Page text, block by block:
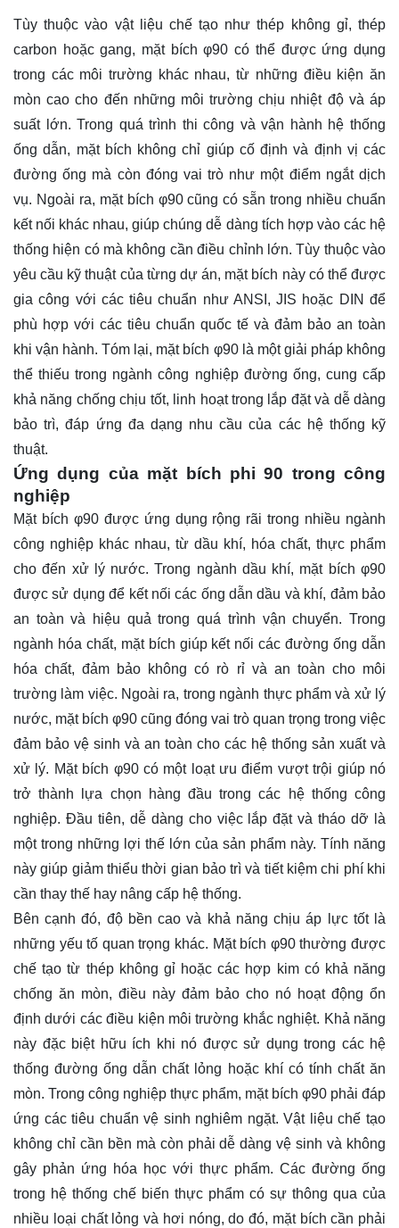
Tùy thuộc vào vật liệu chế tạo như thép không gỉ, thép
carbon hoặc gang, mặt bích φ90 có thể được ứng dụng
trong các môi trường khác nhau, từ những điều kiện ăn
mòn cao cho đến những môi trường chịu nhiệt độ và áp
suất lớn. Trong quá trình thi công và vận hành hệ thống
ống dẫn, mặt bích không chỉ giúp cố định và định vị các
đường ống mà còn đóng vai trò như một điểm ngắt dịch
vụ. Ngoài ra, mặt bích φ90 cũng có sẵn trong nhiều chuẩn
kết nối khác nhau, giúp chúng dễ dàng tích hợp vào các hệ
thống hiện có mà không cần điều chỉnh lớn. Tùy thuộc vào
yêu cầu kỹ thuật của từng dự án, mặt bích này có thể được
gia công với các tiêu chuẩn như ANSI, JIS hoặc DIN để
phù hợp với các tiêu chuẩn quốc tế và đảm bảo an toàn
khi vận hành. Tóm lại, mặt bích φ90 là một giải pháp không
thể thiếu trong ngành công nghiệp đường ống, cung cấp
khả năng chống chịu tốt, linh hoạt trong lắp đặt và dễ dàng
bảo trì, đáp ứng đa dạng nhu cầu của các hệ thống kỹ
thuật.
Ứng dụng của mặt bích phi 90 trong công
nghiệp
Mặt bích φ90 được ứng dụng rộng rãi trong nhiều ngành
công nghiệp khác nhau, từ dầu khí, hóa chất, thực phẩm
cho đến xử lý nước. Trong ngành dầu khí, mặt bích φ90
được sử dụng để kết nối các ống dẫn dầu và khí, đảm bảo
an toàn và hiệu quả trong quá trình vận chuyển. Trong
ngành hóa chất, mặt bích giúp kết nối các đường ống dẫn
hóa chất, đảm bảo không có rò rỉ và an toàn cho môi
trường làm việc. Ngoài ra, trong ngành thực phẩm và xử lý
nước, mặt bích φ90 cũng đóng vai trò quan trọng trong việc
đảm bảo vệ sinh và an toàn cho các hệ thống sản xuất và
xử lý. Mặt bích φ90 có một loạt ưu điểm vượt trội giúp nó
trở thành lựa chọn hàng đầu trong các hệ thống công
nghiệp. Đầu tiên, dễ dàng cho việc lắp đặt và tháo dỡ là
một trong những lợi thế lớn của sản phẩm này. Tính năng
này giúp giảm thiểu thời gian bảo trì và tiết kiệm chi phí khi
cần thay thế hay nâng cấp hệ thống.
Bên cạnh đó, độ bền cao và khả năng chịu áp lực tốt là
những yếu tố quan trọng khác. Mặt bích φ90 thường được
chế tạo từ thép không gỉ hoặc các hợp kim có khả năng
chống ăn mòn, điều này đảm bảo cho nó hoạt động ổn
định dưới các điều kiện môi trường khắc nghiệt. Khả năng
này đặc biệt hữu ích khi nó được sử dụng trong các hệ
thống đường ống dẫn chất lỏng hoặc khí có tính chất ăn
mòn. Trong công nghiệp thực phẩm, mặt bích φ90 phải đáp
ứng các tiêu chuẩn vệ sinh nghiêm ngặt. Vật liệu chế tạo
không chỉ cần bền mà còn phải dễ dàng vệ sinh và không
gây phản ứng hóa học với thực phẩm. Các đường ống
trong hệ thống chế biến thực phẩm có sự thông qua của
nhiều loại chất lỏng và hơi nóng, do đó, mặt bích cần phải